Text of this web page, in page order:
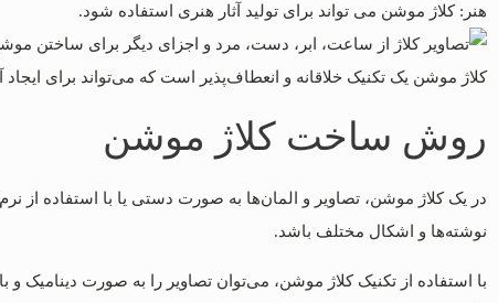
هنر: کلاژ موشن می تواند برای تولید آثار هنری استفاده شود.
کلاژ موشن یک تکنیک خلاقانه و انعطاف‌پذیر است که می‌تواند برای
روش ساخت کلاژ موشن
نوشته‌ها و اشکال مختلف باشد.
با استفاده از تکنیک کلاژ موشن، می‌توان تصاویر را به صورت دینامیک